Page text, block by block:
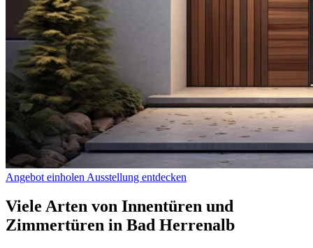
Angebot einholen Ausstellung entdecken
Viele Arten von Innentüren und
Zimmertüren in Bad Herrenalb